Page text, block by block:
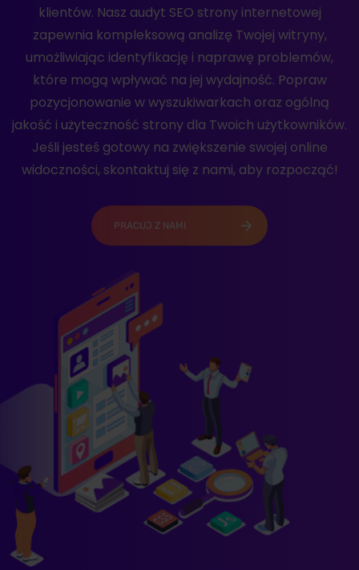
klientów. Nasz audyt SEO strony internetowej
zapewnia kompleksową analizę Twojej witryny,
umożliwiając identyfikację i naprawę problemów,
które mogą wpływać na jej wydajność. Popraw
pozycjonowanie w wyszukiwarkach oraz ogólną
jakość i użyteczność strony dla Twoich użytkowników.
Jeśli jesteś gotowy na zwiększenie swojej online
widoczności, skontaktuj się z nami, aby rozpocząć!
PRACUJ Z NAMI